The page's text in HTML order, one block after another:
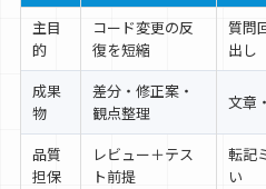
主目
的
コード変更の反
復を短縮
質問
出し
成果
物
差分・修正案・
観点整理
文章
品質
担保
レビュー＋テス
ト前提
転記
い